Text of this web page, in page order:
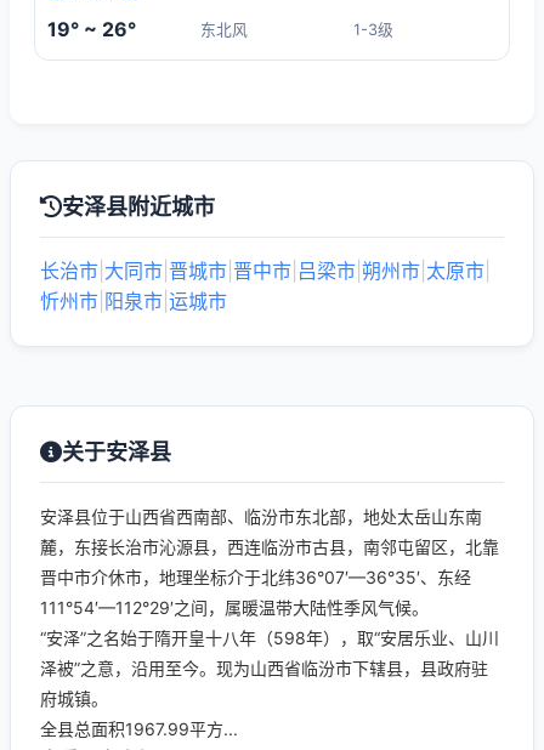
19° ~ 26° 东北风 1-3级
安泽县附近城市
长治市 大同市 晋城市 晋中市 吕梁市 朔州市 太原市
忻州市 阳泉市 运城市
关于安泽县
安泽县位于山西省西南部、临汾市东北部，地处太岳山东南
麓，东接长治市沁源县，西连临汾市古县，南邻屯留区，北靠
晋中市介休市，地理坐标介于北纬36°07′—36°35′、东经
111°54′—112°29′之间，属暖温带大陆性季风气候。
“安泽”之名始于隋开皇十八年（598年），取“安居乐业、山川
泽被”之意，沿用至今。现为山西省临汾市下辖县，县政府驻
府城镇。
全县总面积1967.99平方...